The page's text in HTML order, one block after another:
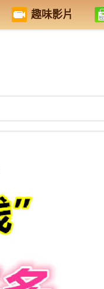
趣味影片